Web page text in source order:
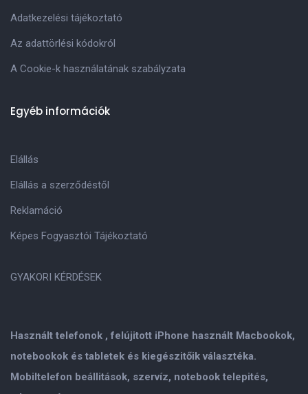
Használt telefonok , felújitott iPhone használt Macbookok,
notebookok és tabletek és kiegészitőik választéka.
Mobiltelefon beállitások, szervíz, notebook telepités,
Adatkezelési tájékoztató
Az adattörlési kódokról
A Cookie-k használatának szabályzata
Egyéb információk
Elállás
Elállás a szerződéstől
Reklamáció
Képes Fogyasztói Tájékoztató
GYAKORI KÉRDÉSEK